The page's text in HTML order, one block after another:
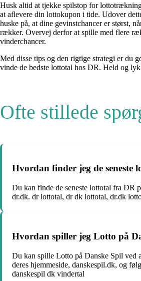
Husk altid at tjekke spilstop for
at aflevere din lottokupon i tide. Udover
huske på, at dine gevinstchancer er størst,
rækker. Overvej derfor at spille med flere
vinderchancer.
Med disse tips og den rigtige strategi er du
vinde de bedste lottotal hos DR. Held og
Ofte stillede
Hvordan finder jeg de seneste
Du kan finde de seneste lottotal fra DR
dr.dk. dr lottotal, dr dk lottotal, dr.dk
Hvordan spiller jeg Lotto på
Du kan spille Lotto på Danske Spil ved
deres hjemmeside, danskespil.dk, og
danskespil dk vindertal